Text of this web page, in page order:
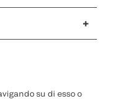
su di esso o